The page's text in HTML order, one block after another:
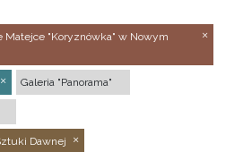
Matejce "Koryznówka" w Nowym
Galeria "Panorama"
Dawnej